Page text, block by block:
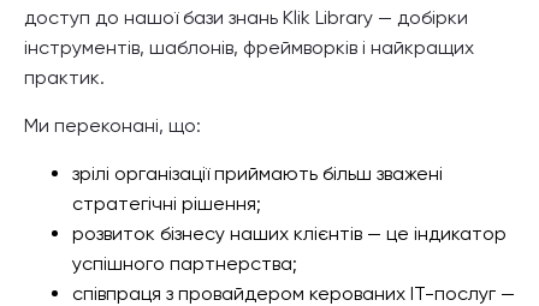
доступ до нашої бази знань Klik Library — добірки
інструментів, шаблонів, фреймворків і найкращих
практик.
Ми переконані, що:
зрілі організації приймають більш зважені
стратегічні рішення;
розвиток бізнесу наших клієнтів — це індикатор
успішного партнерства;
співпраця з провайдером керованих ІТ-послуг —